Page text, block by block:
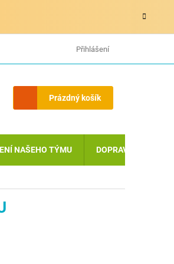
MOJE OBJEDNÁVKA
Přihlášení
Nákupní
košík
Prázdný košík
NAŠEHO TÝMU DOPRAVA A PLATBA